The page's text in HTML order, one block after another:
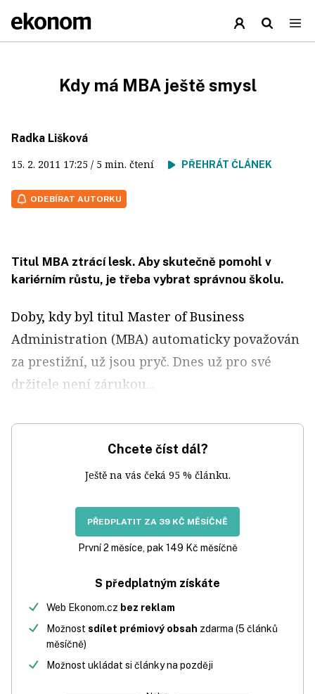
Kdy má MBA ještě smysl
Radka Lišková
15. 2. 2011 17:25 / 5 min. čtení PŘEHRÁT ČLÁNEK
ODEBÍRAT AUTORKU
Titul MBA ztrácí lesk. Aby skutečně pomohl v
kariérním růstu, je třeba vybrat správnou školu.
Doby, kdy byl titul Master of Business
Administration (MBA) automaticky považován
za prestižní, už jsou pryč. Dnes už pro své
držitele není zárukou...
Chcete číst dál?
Ještě na vás čeká 95 % článku.
PŘEDPLATIT ZA 39 KČ MĚSÍČNĚ
První 2 měsíce, pak 149 Kč měsíčně
S předplatným získáte
Web Ekonom.cz bez reklam
Možnost sdílet prémiový obsah zdarma (5 článků
měsíčně)
Možnost ukládat si články na později